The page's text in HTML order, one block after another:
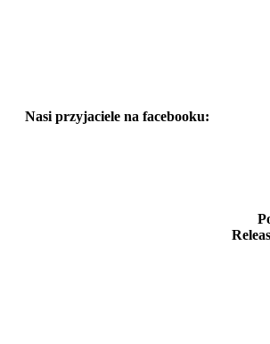
Nasi przyjaciele na facebooku: